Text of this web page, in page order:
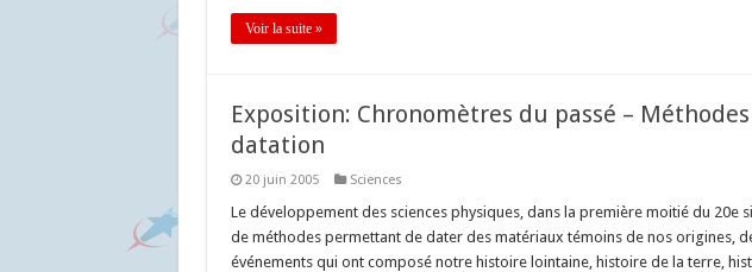
Voir la suite »
Exposition: Chronomètres du passé –
datation
20 juin 2005 Sciences
Le développement des sciences physiques, dans la première moitié du 20e
de méthodes permettant de dater des matériaux témoins de nos origines,
événements qui ont composé notre histoire lointaine, histoire de la terre,